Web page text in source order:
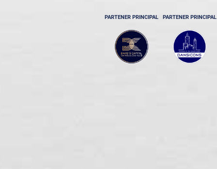
PARTENER PRINCIPAL PARTENER PRINCIPAL